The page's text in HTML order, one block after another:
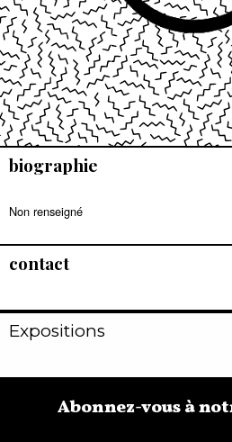
biographie
Non renseigné
contact
Expositions
Abonnez-vous à